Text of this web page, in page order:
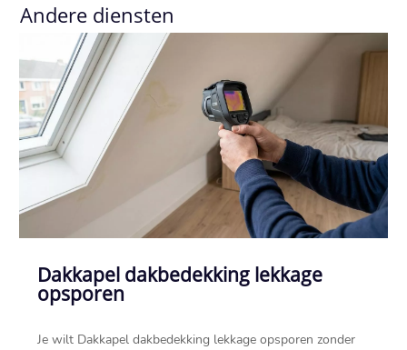
Andere diensten
Dakkapel dakbedekking lekkage
opsporen
Je wilt Dakkapel dakbedekking lekkage opsporen zonder